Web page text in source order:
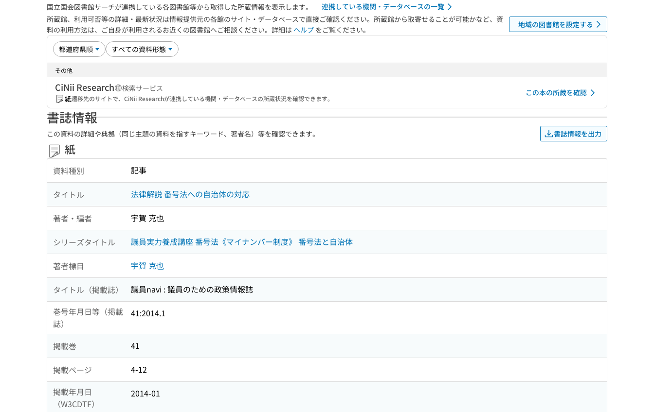
国立国会図書館サーチが連携している各図書館等から取得した所蔵情報を表示します。
連携している機関・データベースの一覧
所蔵館、利用可否等の詳細・最新状況は情報提供元の各館のサイト・データベースで直接ご確認ください。所蔵館から取寄せることが可能かなど、資
料の利用方法は、ご自身が利用されるお近くの図書館へご相談ください。詳細は ヘルプ をご覧ください。
地域の図書館を設定する
その他
CiNii Research
検索サービス
紙遷移先のサイトで、CiNii Researchが連携している機関・データベースの所蔵状況を確認できます。
この本の所蔵を確認
書誌情報
この資料の詳細や典拠（同じ主題の資料を指すキーワード、著者名）等を確認できます。 書誌情報を出力
紙
資料種別 記事
タイトル 法律解説 番号法への自治体の対応
著者・編者 宇賀 克也
シリーズタイトル 議員実力養成講座 番号法《マイナンバー制度》 番号法と自治体
著者標目 宇賀 克也
タイトル（掲載誌）
議員navi : 議員のための政策情報誌
巻号年月日等（掲載
誌）
41:2014.1
掲載巻 41
掲載ページ
4-12
掲載年月日
（W3CDTF）
2014-01